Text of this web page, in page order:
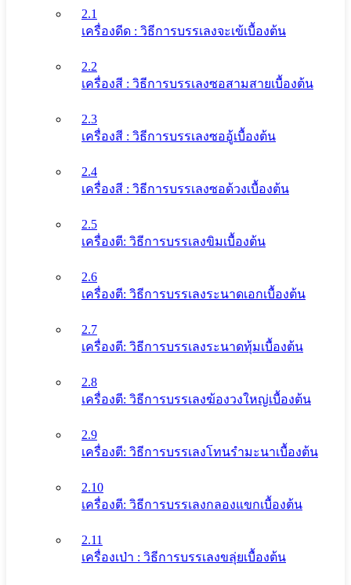
2.1
เครื่องดีด : วิธีการบรรเลงจะเข้เบื้องต้น
2.2
เครื่องสี : วิธีการบรรเลงซอสามสายเบื้องต้น
2.3
เครื่องสี : วิธีการบรรเลงซออู้เบื้องต้น
2.4
เครื่องสี : วิธีการบรรเลงซอด้วงเบื้องต้น
2.5
เครื่องตี: วิธีการบรรเลงขิมเบื้องต้น
2.6
เครื่องตี: วิธีการบรรเลงระนาดเอกเบื้องต้น
2.7
เครื่องตี: วิธีการบรรเลงระนาดทุ้มเบื้องต้น
2.8
เครื่องตี: วิธีการบรรเลงฆ้องวงใหญ่เบื้องต้น
2.9
เครื่องตี: วิธีการบรรเลงโทนรํามะนาเบื้องต้น
2.10
เครื่องตี: วิธีการบรรเลงกลองแขกเบื้องต้น
2.11
เครื่องเป่า : วิธีการบรรเลงขลุ่ยเบื้องต้น